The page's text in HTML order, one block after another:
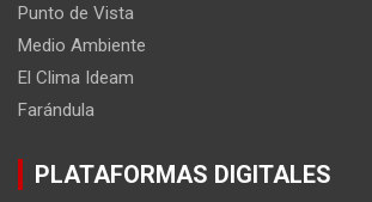
Punto de Vista
Medio Ambiente
El Clima Ideam
Farándula
PLATAFORMAS DIGITALES